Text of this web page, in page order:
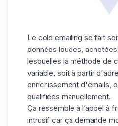
Le cold emailing se fait
données louées,
lesquelles la méthode de
variable, soit à partir
enrichissement d'emails ,
qualifiées manuellement.
Ça ressemble à l’appel à
intrusif car ça demande